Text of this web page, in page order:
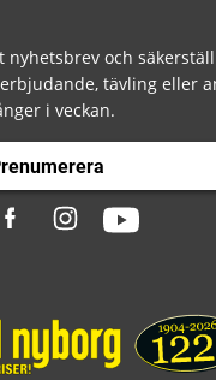
nyhetsbrev och
tävling eller
i veckan.